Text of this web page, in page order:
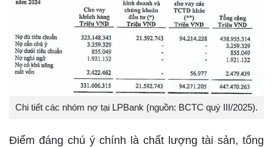
Chi tiết các nhóm nợ tại LPBank (nguồn: BCTC quý III/2025).
Điểm đáng chú ý chính là chất lượng tài sản, tổng